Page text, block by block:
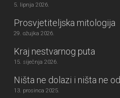
5. lipnja 2026.
Prosvjetiteljska mitologija
29. ožujka 2026.
Kraj nestvarnog puta
15. siječnja 2026.
Ništa ne dolazi i ništa ne
13. prosinca 2025.